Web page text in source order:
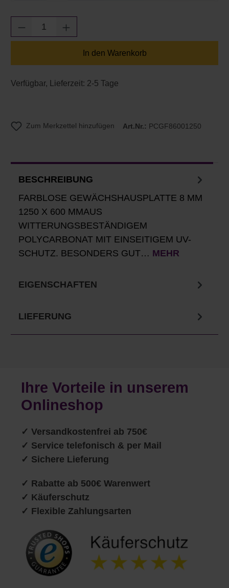
Produkt Anzahl: Gib den gewünschten
In den Warenkorb
Verfügbar, Lieferzeit: 2-5 Tage
Zum Merkzettel hinzufügen Art.Nr.: PCGF86001250
BESCHREIBUNG
FARBLOSE GEWÄCHSHAUSPLATTE 8 MM
1250 X 600 MMAUS
WITTERUNGSBESTÄNDIGEM
POLYCARBONAT MIT EINSEITIGEM UV-
SCHUTZ. BESONDERS GUT… MEHR
EIGENSCHAFTEN
LIEFERUNG
Ihre Vorteile in unserem
Onlineshop
✓ Versandkostenfrei ab 750€
✓ Service telefonisch & per Mail
✓ Sichere Lieferung
✓ Rabatte ab 500€ Warenwert
✓ Käuferschutz
✓ Flexible Zahlungsarten